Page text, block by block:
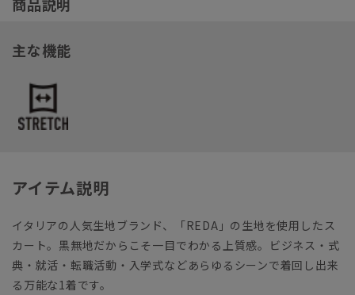
主な機能
アイテム説明
イタリアの人気生地ブランド、「REDA」の生地を使用したス
カート。黒無地だからこそ一目でわかる上質感。ビジネス・式
典・就活・転職活動・入学式などあらゆるシーンで着回し出来
る万能な1着です。